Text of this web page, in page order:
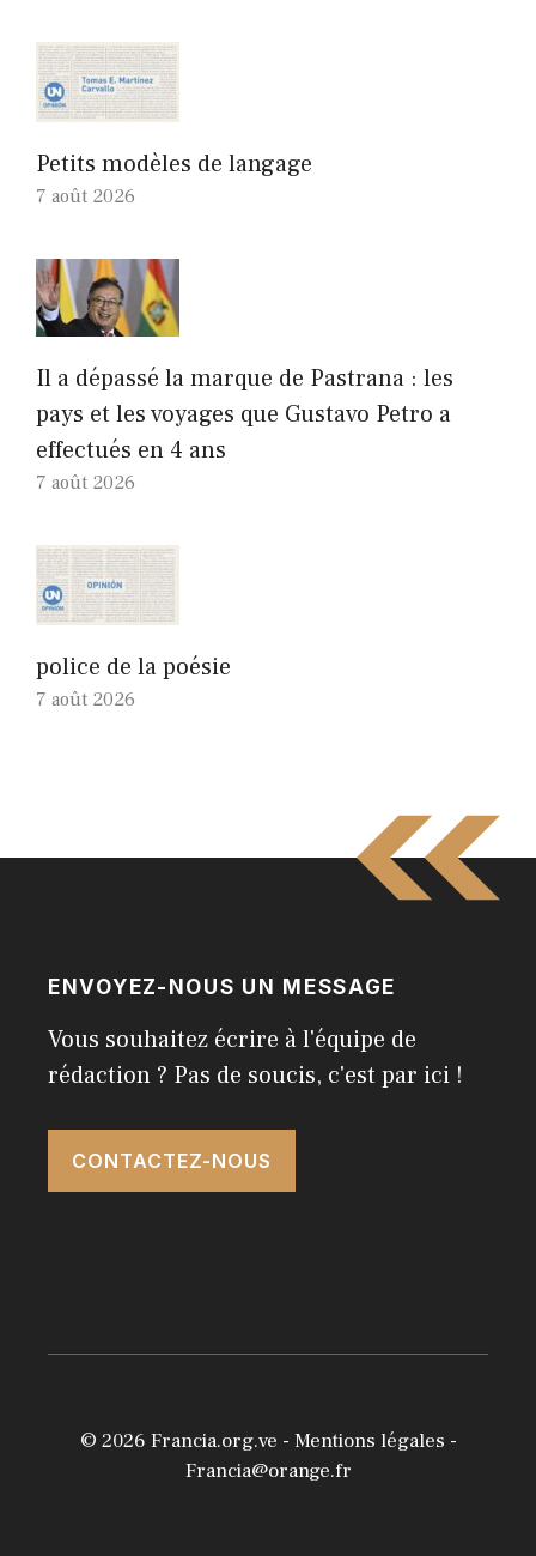
Petits modèles de langage
7 août 2026
Il a dépassé la marque de Pastrana : les
pays et les voyages que Gustavo Petro a
effectués en 4 ans
7 août 2026
police de la poésie
7 août 2026
ENVOYEZ-NOUS UN MESSAGE
Vous souhaitez écrire à l'équipe de
rédaction ? Pas de soucis, c'est par ici !
CONTACTEZ-NOUS
© 2026 Francia.org.ve - Mentions légales -
Francia@orange.fr